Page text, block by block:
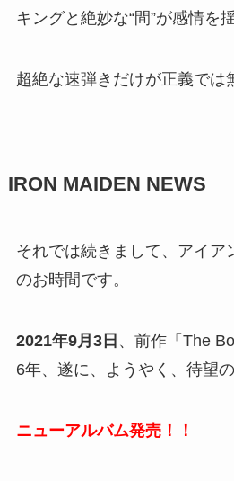
キングと絶妙な“間”が感情を
超絶な速弾きだけが正義では
IRON MAIDEN NEWS
それでは続きまして、アイア
のお時間です。
2021年9月3日 、前作「The
6年、遂に、ようやく、待望
ニューアルバム発売！！